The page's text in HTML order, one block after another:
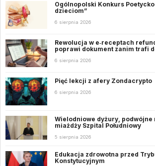
Ogólnopolski Konkurs
dzieciom”
6 sierpnia 2026
Rewolucja w e‑receptach
poprawi dokument zanim trafi
6 sierpnia 2026
Pięć lekcji z afery Zondacrypto
6 sierpnia 2026
Wielodniowe dyżury,
miażdży Szpital Południowy
5 sierpnia 2026
Edukacja zdrowotna przed
Konstytucyjnym